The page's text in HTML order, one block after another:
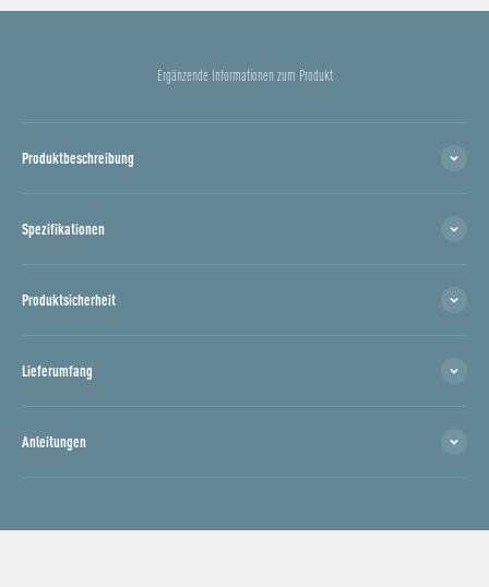
Ergänzende Informationen zum Produkt
Produktbeschreibung
Spezifikationen
Produktsicherheit
Lieferumfang
Anleitungen